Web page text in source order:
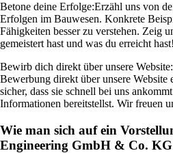
Betone deine Erfolge:Erzähl uns von
Erfolgen im Bauwesen. Konkrete
Fähigkeiten besser zu verstehen. Zeig
gemeistert hast und was du erreicht hast!
Bewirb dich direkt über unsere Website:
Bewerbung direkt über unsere Website
sicher, dass sie schnell bei uns
Informationen bereitstellst. Wir freuen
Wie man sich auf ein
Engineering GmbH & Co.